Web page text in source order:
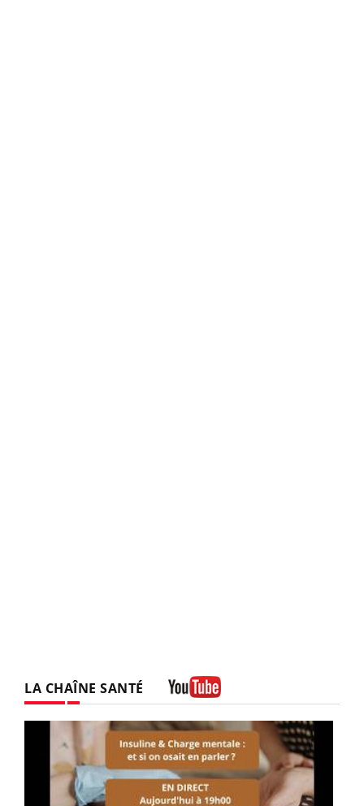
LA CHAÎNE SANTÉ